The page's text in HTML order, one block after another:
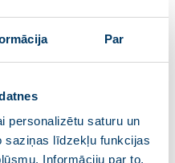
Par
personalizētu saturu un
saziņas līdzekļu funkcijas
Informāciju par to,